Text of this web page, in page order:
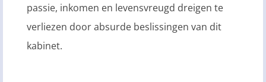
passie, inkomen en levensvreugd dreigen te
verliezen door absurde beslissingen van dit
kabinet.